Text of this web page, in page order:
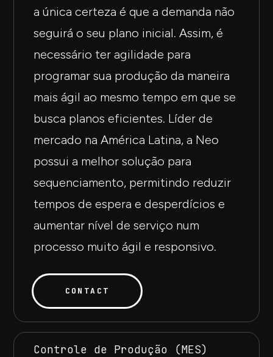
a única certeza é que a demanda não
seguirá o seu plano inicial. Assim, é
necessário ter agilidade para
programar sua produção da maneira
mais ágil ao mesmo tempo em que se
busca planos eficientes. Líder de
mercado na América Latina, a Neo
possui a melhor solução para
sequenciamento, permitindo reduzir
tempos de espera e desperdícios e
aumentar nível de serviço num
processo muito ágil e responsivo.
CONTACT
Controle de Produção (MES)